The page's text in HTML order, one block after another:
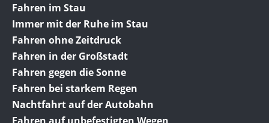
Fahren im Stau
Immer mit der Ruhe im Stau
Fahren ohne Zeitdruck
Fahren in der Großstadt
Fahren gegen die Sonne
Fahren bei starkem Regen
Nachtfahrt auf der Autobahn
Fahren auf unbefestigten Wegen